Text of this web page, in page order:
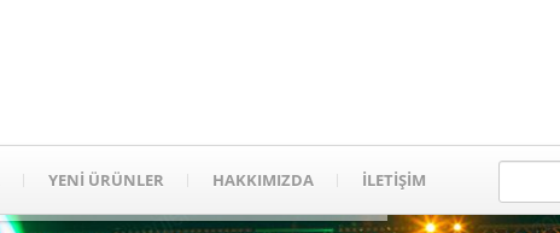
YENİ ÜRÜNLER HAKKIMIZDA İLETİŞİM